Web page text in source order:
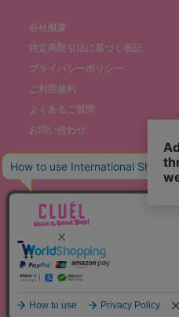
会社概要
特定商取引法に基づく表記
プライバシーポリシー
ご利用規約
よくあるご質問
お問い合わせ
©THE STOCKS CO., LTD